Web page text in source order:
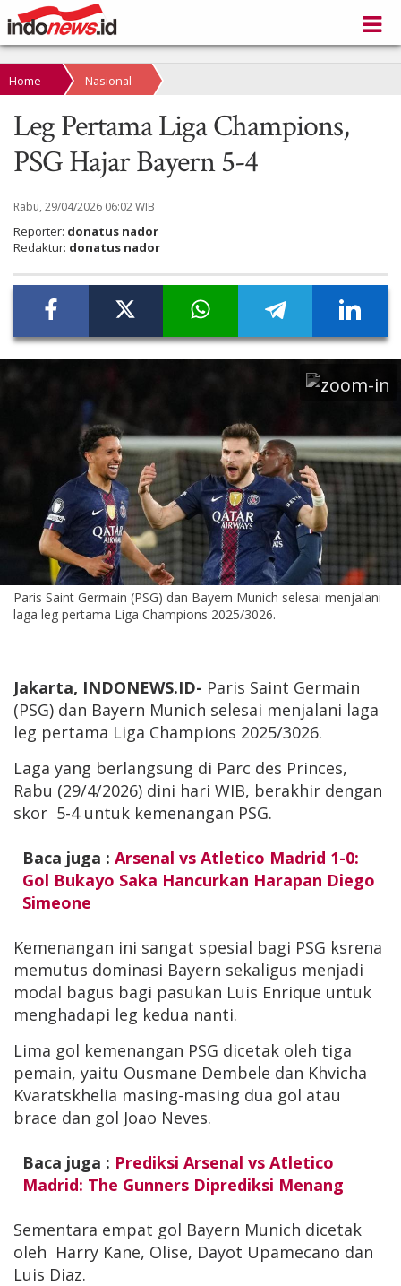
Home Nasional
Leg Pertama Liga Champions,
PSG Hajar Bayern 5-4
Rabu, 29/04/2026 06:02 WIB
Reporter: donatus nador
Redaktur: donatus nador
Paris Saint Germain (PSG) dan Bayern Munich selesai menjalani
laga leg pertama Liga Champions 2025/3026.
Jakarta, INDONEWS.ID- Paris Saint Germain
(PSG) dan Bayern Munich selesai menjalani laga
leg pertama Liga Champions 2025/3026.
Laga yang berlangsung di Parc des Princes,
Rabu (29/4/2026) dini hari WIB, berakhir dengan
skor 5-4 untuk kemenangan PSG.
Baca juga : Arsenal vs Atletico Madrid 1-0:
Gol Bukayo Saka Hancurkan Harapan Diego
Simeone
Kemenangan ini sangat spesial bagi PSG ksrena
memutus dominasi Bayern sekaligus menjadi
modal bagus bagi pasukan Luis Enrique untuk
menghadapi leg kedua nanti.
Lima gol kemenangan PSG dicetak oleh tiga
pemain, yaitu Ousmane Dembele dan Khvicha
Kvaratskhelia masing-masing dua gol atau
brace dan gol Joao Neves.
Baca juga : Prediksi Arsenal vs Atletico
Madrid: The Gunners Diprediksi Menang
Sementara empat gol Bayern Munich dicetak
oleh Harry Kane, Olise, Dayot Upamecano dan
Luis Diaz.